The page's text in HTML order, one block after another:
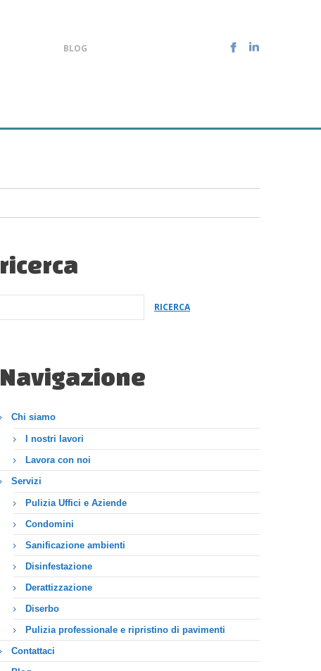
BLOG
ricerca
Navigazione
Chi siamo
I nostri lavori
Lavora con noi
Servizi
Pulizia Uffici e Aziende
Condomini
Sanificazione ambienti
Disinfestazione
Derattizzazione
Diserbo
Pulizia professionale e ripristino di pavimenti
Contattaci